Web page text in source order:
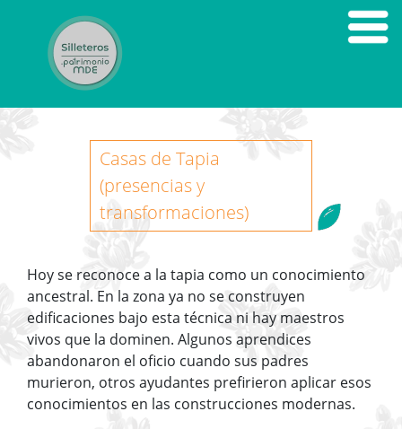
Casas de Tapia
(presencias y
transformaciones)
Hoy se reconoce a la tapia como un conocimiento
ancestral. En la zona ya no se construyen
edificaciones bajo esta técnica ni hay maestros
vivos que la dominen. Algunos aprendices
abandonaron el oficio cuando sus padres
murieron, otros ayudantes prefirieron aplicar esos
conocimientos en las construcciones modernas.